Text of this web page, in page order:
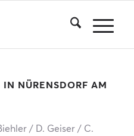
NÜRENSDORF AM
/ D. Geiser / C.